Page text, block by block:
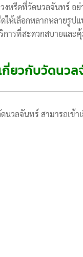
หรีดที่วัดนวลจันทร์ อ
ห้เลือกหลากหลายรูป
ารที่สะดวกสบายและ
กี่ยวกับวัดนว
วลจันทร์ สามารถเข้า